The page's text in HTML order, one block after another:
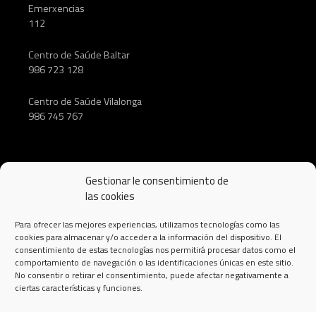
Gestionar le consentimiento de
las cookies
Para ofrecer las mejores experiencias, utilizamos tecnologías como las
cookies para almacenar y/o acceder a la información del dispositivo. El
consentimiento de estas tecnologías nos permitirá procesar datos como el
comportamiento de navegación o las identificaciones únicas en este sitio.
No consentir o retirar el consentimiento, puede afectar negativamente a
ciertas características y funciones.
Emerxencias
112
Centro de Saúde Baltar
986 723 128
Centro de Saúde Vilalonga
986 745 767
SÍGUENOS